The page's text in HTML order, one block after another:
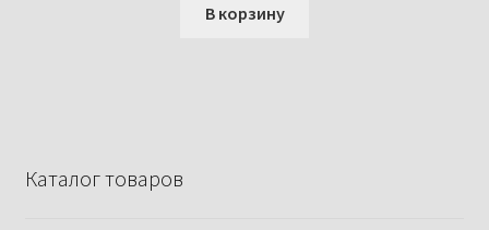
В корзину
Каталог товаров